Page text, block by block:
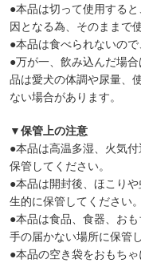
●本品は切って使用する
因となる為、そのままで
●本品は食べられないので
●万が一、飲み込んだ場
品は愛犬の体調や尿量、
ない場合があります。
▼保管上の注意
●本品は高温多湿、火気
保管してください。
●本品は開封後、ほこり
生的に保管してください。
●本品は食品、食器、お
手の届かない場所に保管
●本品の空き袋をおもちゃ